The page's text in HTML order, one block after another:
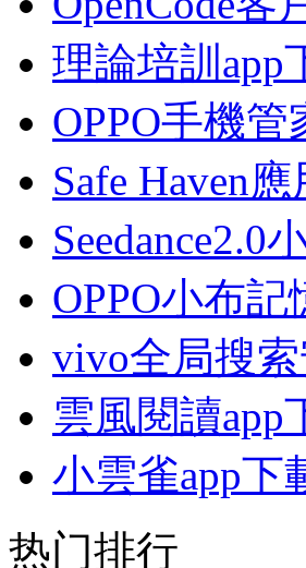
理論培訓app
OPPO手機
Safe Haven
Seedance2.0
OPPO小布
vivo全局搜
雲風閱讀app
小雲雀app下
热门排行